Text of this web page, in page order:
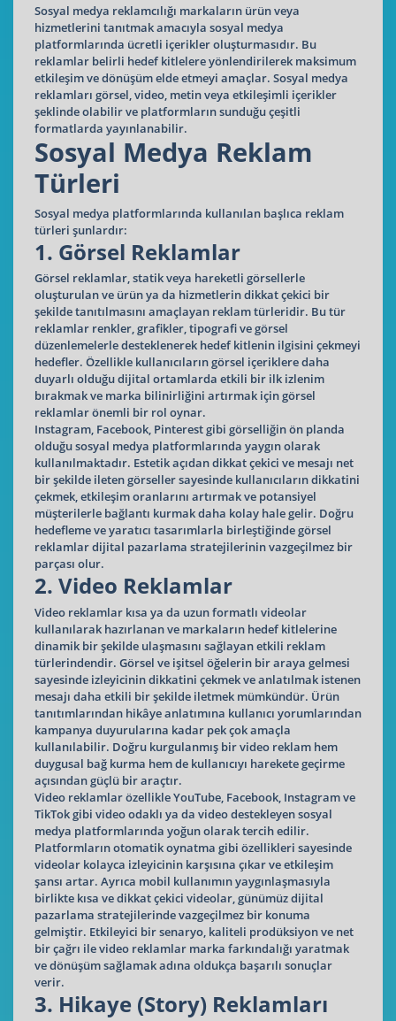
Sosyal medya reklamcılığı markaların ürün veya
hizmetlerini tanıtmak amacıyla sosyal medya
platformlarında ücretli içerikler oluşturmasıdır. Bu
reklamlar belirli hedef kitlelere yönlendirilerek maksimum
etkileşim ve dönüşüm elde etmeyi amaçlar. Sosyal medya
reklamları görsel, video, metin veya etkileşimli içerikler
şeklinde olabilir ve platformların sunduğu çeşitli
formatlarda yayınlanabilir.
Sosyal Medya Reklam
Türleri
Sosyal medya platformlarında kullanılan başlıca reklam
türleri şunlardır:
1. Görsel Reklamlar
Görsel reklamlar, statik veya hareketli görsellerle
oluşturulan ve ürün ya da hizmetlerin dikkat çekici bir
şekilde tanıtılmasını amaçlayan reklam türleridir. Bu tür
reklamlar renkler, grafikler, tipografi ve görsel
düzenlemelerle desteklenerek hedef kitlenin ilgisini çekmeyi
hedefler. Özellikle kullanıcıların görsel içeriklere daha
duyarlı olduğu dijital ortamlarda etkili bir ilk izlenim
bırakmak ve marka bilinirliğini artırmak için görsel
reklamlar önemli bir rol oynar.
Instagram, Facebook, Pinterest gibi görselliğin ön planda
olduğu sosyal medya platformlarında yaygın olarak
kullanılmaktadır. Estetik açıdan dikkat çekici ve mesajı net
bir şekilde ileten görseller sayesinde kullanıcıların dikkatini
çekmek, etkileşim oranlarını artırmak ve potansiyel
müşterilerle bağlantı kurmak daha kolay hale gelir. Doğru
hedefleme ve yaratıcı tasarımlarla birleştiğinde görsel
reklamlar dijital pazarlama stratejilerinin vazgeçilmez bir
parçası olur.
2. Video Reklamlar
Video reklamlar kısa ya da uzun formatlı videolar
kullanılarak hazırlanan ve markaların hedef kitlelerine
dinamik bir şekilde ulaşmasını sağlayan etkili reklam
türlerindendir. Görsel ve işitsel öğelerin bir araya gelmesi
sayesinde izleyicinin dikkatini çekmek ve anlatılmak istenen
mesajı daha etkili bir şekilde iletmek mümkündür. Ürün
tanıtımlarından hikâye anlatımına kullanıcı yorumlarından
kampanya duyurularına kadar pek çok amaçla
kullanılabilir. Doğru kurgulanmış bir video reklam hem
duygusal bağ kurma hem de kullanıcıyı harekete geçirme
açısından güçlü bir araçtır.
Video reklamlar özellikle YouTube, Facebook, Instagram ve
TikTok gibi video odaklı ya da video destekleyen sosyal
medya platformlarında yoğun olarak tercih edilir.
Platformların otomatik oynatma gibi özellikleri sayesinde
videolar kolayca izleyicinin karşısına çıkar ve etkileşim
şansı artar. Ayrıca mobil kullanımın yaygınlaşmasıyla
birlikte kısa ve dikkat çekici videolar, günümüz dijital
pazarlama stratejilerinde vazgeçilmez bir konuma
gelmiştir. Etkileyici bir senaryo, kaliteli prodüksiyon ve net
bir çağrı ile video reklamlar marka farkındalığı yaratmak
ve dönüşüm sağlamak adına oldukça başarılı sonuçlar
verir.
3. Hikaye (Story) Reklamları